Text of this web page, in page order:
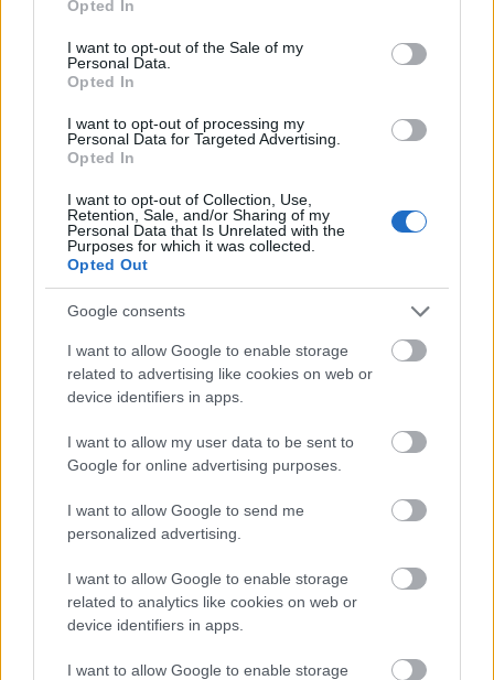
use your data for below specified purposes in below Google
consent section.
Opted In
I want to opt-out of the Sale of my
Personal Data.
Opted In
I want to opt-out of processing my
Personal Data for Targeted Advertising.
Opted In
I want to opt-out of Collection, Use,
Retention, Sale, and/or Sharing of my
Personal Data that Is Unrelated with the
Purposes for which it was collected.
Opted Out
Google consents
I want to allow Google to enable storage
related to advertising like cookies on web or
device identifiers in apps.
I want to allow my user data to be sent to
Google for online advertising purposes.
I want to allow Google to send me
personalized advertising.
I want to allow Google to enable storage
related to analytics like cookies on web or
device identifiers in apps.
I want to allow Google to enable storage
6 γραφικά χωριά των Κυκλάδων που αξίζει να
ανακαλύψετε
διάβασες στο σχολείο: Τι εστί «Deepfake»
Το γνωστό φαγητό ξενύχτηδων που ακρίβυνε
αστρονομικά το 1989
Η χώρα στην οποία βρίσκεται το καλύτερο μέρος
για να μετακομίσεις όταν πάρεις σύνταξη